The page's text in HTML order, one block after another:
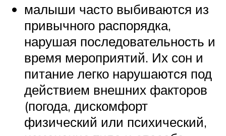
малыши часто выбиваются из
привычного распорядка,
нарушая последовательность и
время мероприятий. Их сон и
питание легко нарушаются под
действием внешних факторов
(погода, дискомфорт
физический или психический,